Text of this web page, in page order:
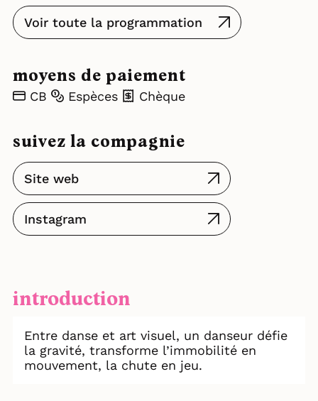
Voir toute la programmation
moyens de paiement
CB Espèces Chèque
suivez la compagnie
Site web
Instagram
introduction
Entre danse et art visuel, un danseur défie
la gravité, transforme l’immobilité en
mouvement, la chute en jeu.